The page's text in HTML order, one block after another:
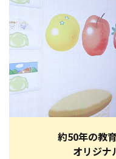
約50年の教
オリジナ